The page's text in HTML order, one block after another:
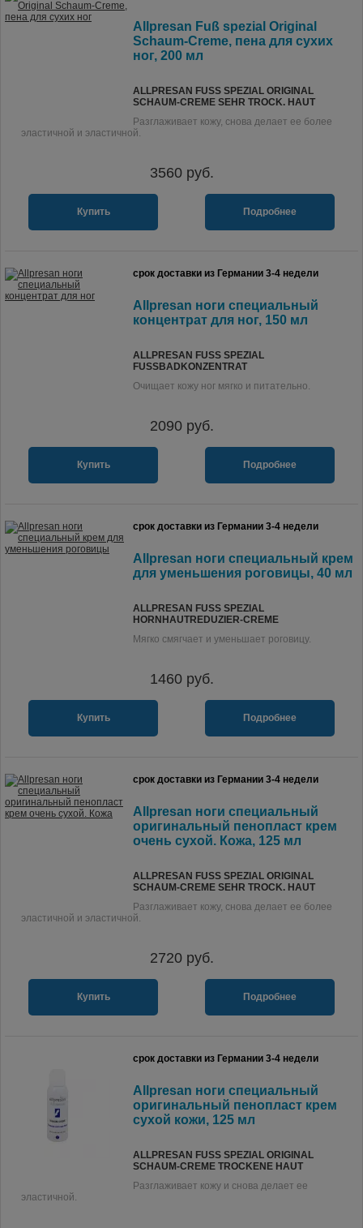
Allpresan Fuß spezial Original
Schaum-Creme, пена для сухих
ног, 200 мл
ALLPRESAN FUSS SPEZIAL ORIGINAL S
CHAUM-CREME SEHR TROCK. HAUT
Разглаживает кожу, снова делает ее более
эластичной и эластичной.
3560руб.
Купить Подробнее
срок доставки из Германии 3-4 недели
Allpresan ноги специальный
концентрат для ног, 150 мл
ALLPRESAN FUSS SPEZIAL F
USSBADKONZENTRAT
Очищает кожу ног мягко и питательно.
2090руб.
Купить Подробнее
срок доставки из Германии 3-4 недели
Allpresan ноги специальный крем
для уменьшения роговицы, 40 мл
ALLPRESAN FUSS SPEZIAL H
ORNHAUTREDUZIER-CREME
Мягко смягчает и уменьшает роговицу.
1460руб.
Купить Подробнее
срок доставки из Германии 3-4 недели
Allpresan ноги специальный
оригинальный пенопласт крем
очень сухой. Кожа, 125 мл
ALLPRESAN FUSS SPEZIAL ORIGINAL S
CHAUM-CREME SEHR TROCK. HAUT
Разглаживает кожу, снова делает ее более
эластичной и эластичной.
2720руб.
Купить Подробнее
срок доставки из Германии 3-4 недели
Allpresan ноги специальный
оригинальный пенопласт крем
сухой кожи, 125 мл
ALLPRESAN FUSS SPEZIAL ORIGINAL S
CHAUM-CREME TROCKENE HAUT
Разглаживает кожу и снова делает ее
эластичной.